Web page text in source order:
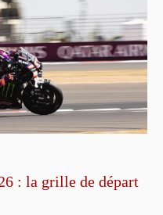
: la grille de départ